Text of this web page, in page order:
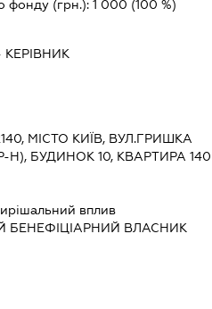
фонду (грн.): 1 000 (100 %)
КЕРІВНИК
МІСТО КИЇВ, ВУЛ.ГРИШКА
БУДИНОК 10, КВАРТИРА 140
вплив
БЕНЕФІЦІАРНИЙ ВЛАСНИК